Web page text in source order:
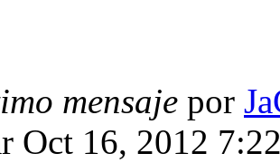
mensaje por
Oct 16, 2012